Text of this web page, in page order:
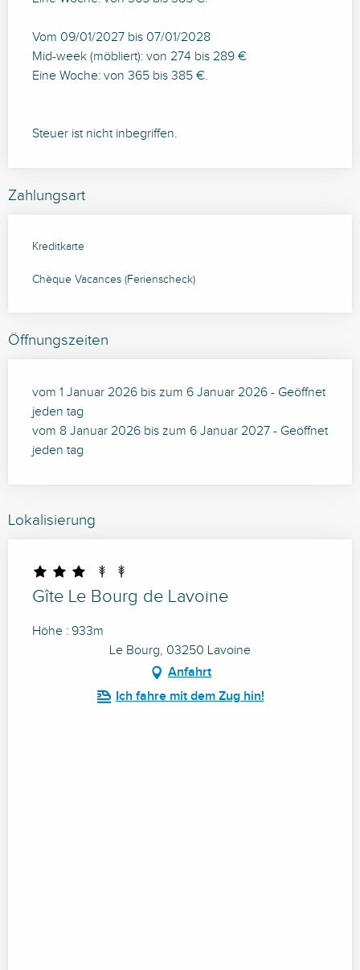
Vom 09/01/2027 bis 07/01/2028
Mid-week (möbliert): von 274 bis 289 €
Eine Woche: von 365 bis 385 €.
Steuer ist nicht inbegriffen.
Zahlungsart
Kreditkarte
Chèque Vacances (Ferienscheck)
Öffnungszeiten
vom 1 Januar 2026 bis zum 6 Januar 2026 - Geöffnet
jeden tag
vom 8 Januar 2026 bis zum 6 Januar 2027 - Geöffnet
jeden tag
Lokalisierung
Gîte Le Bourg de Lavoine
Höhe : 933m
Le Bourg, 03250 Lavoine
Anfahrt
Ich fahre mit dem Zug hin!